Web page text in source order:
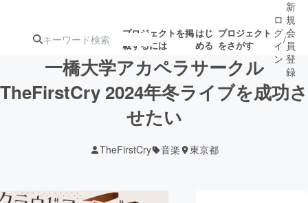
プロジェクトを掲
載するには
はじ
める
プロジェクト
をさがす
注目の新着プロ募集終了が近いプ
ロ
グ
イ
ン
/
新
規
会
員
登
録
一橋大学アカペラサークル
TheFirstCry 2024年冬ライブを成功さ
せたい
TheFirstCry 音楽 東京都